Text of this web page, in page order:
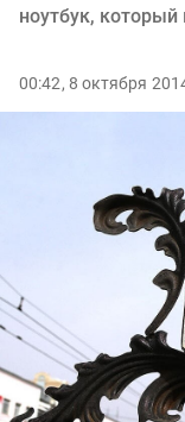
ноутбук,
00:42, 8 октября